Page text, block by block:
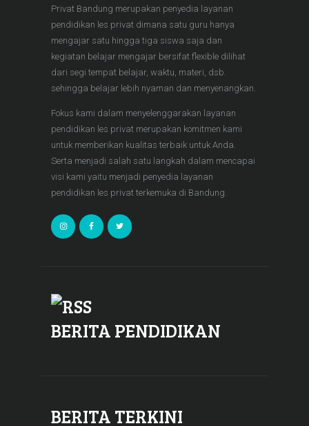
Privat Bandung merupakan penyedia layanan
pendidikan les privat dimana satu guru hanya
mengajar satu hingga tiga siswa saja dan
kegiatan belajar mengajar bersifat flexible dilihat
dari segi tempat belajar, waktu, materi, dsb.
sehingga belajar lebih nyaman dan menyenangkan.
Fokus kami dalam menyelenggarakan layanan
pendidikan les privat merupakan komitmen kami
untuk memberikan kualitas terbaik untuk Anda.
Serta menjadi salah satu langkah dalam mencapai
visi kami yaitu menjadi penyedia layanan
pendidikan les privat terkemuka di Bandung.
BERITA PENDIDIKAN
BERITA TERKINI